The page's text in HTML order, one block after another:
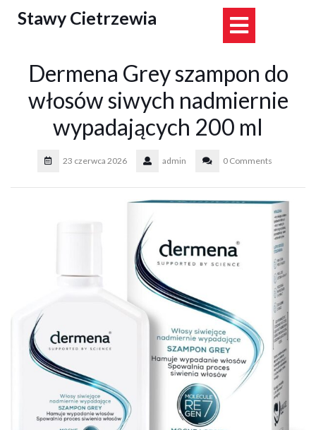
Stawy Cietrzewia
Dermena Grey szampon do
włosów siwych nadmiernie
wypadających 200 ml
23 czerwca 2026 admin 0 Comments